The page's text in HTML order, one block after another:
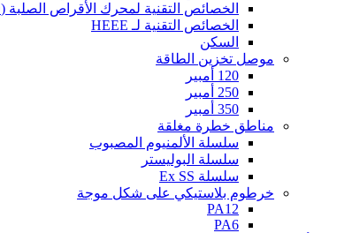
الخصائص التقنية لمحرك الأقراص الصلبة (HDDD)
الخصائص التقنية لـ HEEE
السكن
موصل تخزين الطاقة
120 أمبير
250 أمبير
350 أمبير
مناطق خطرة مغلقة
سلسلة الألمنيوم المصبوب
سلسلة البوليستر
سلسلة Ex SS
خرطوم بلاستيكي على شكل موجة
PA12
PA6